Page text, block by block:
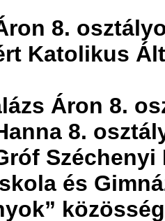
8.
Katolikus
Áron 8.
8.
és